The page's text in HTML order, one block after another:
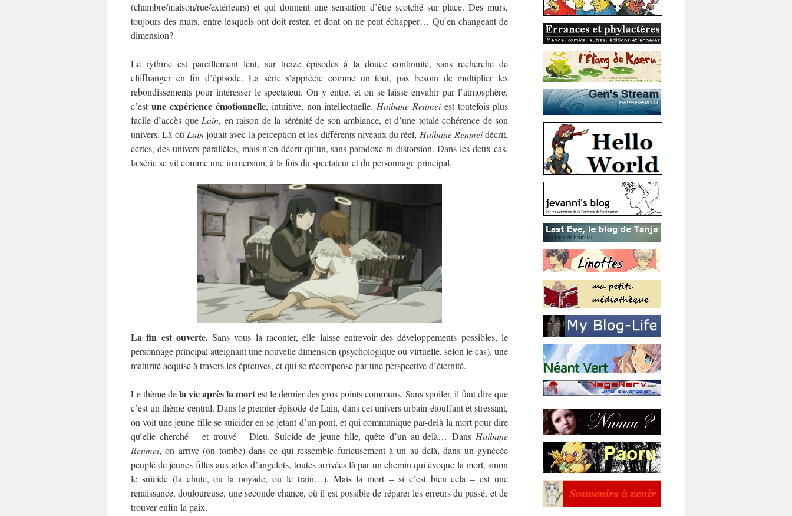
(chambre/maison/rue/extérieurs) et qui donnent une sensation d’être scotché sur place. Des murs,
toujours des murs, entre lesquels ont doit rester, et dont on ne peut échapper… Qu’en changeant de
dimension?
Le rythme est pareillement lent, sur treize épisodes à la douce continuité, sans recherche de
cliffhanger en fin d’épisode. La série s’apprécie comme un tout, pas besoin de multiplier les
rebondissements pour intéresser le spectateur. On y entre, et on se laisse envahir par l’atmosphère,
c’est une expérience émotionnelle, intuitive, non intellectuelle. Haibane Renmeiest toutefois plus
facile d’accès que Lain, en raison de la sérénité de son ambiance, et d’une totale cohérence de son
univers. Là où Lainjouait avec la perception et les différents niveaux du réel, Haibane Renmeidécrit,
certes, des univers parallèles, mais n’en décrit qu’un, sans paradoxe ni distorsion. Dans les deux cas,
la série se vit comme une immersion, à la fois du spectateur et du personnage principal.
La fin est ouverte.Sans vous la raconter, elle laisse entrevoir des développements possibles, le
personnage principal atteignant une nouvelle dimension (psychologique ou virtuelle, selon le cas), une
maturité acquise à travers les épreuves, et qui se récompense par une perspective d’éternité.
Le thème dela vie après la mortest le dernier des gros points communs. Sans spoiler, il faut dire que
c’est un thème central. Dans le premier épisode de Lain, dans cet univers urbain étouffant et stressant,
on voit une jeune fille se suicider en se jetant d’un pont, et qui communique par-delà la mort pour dire
qu’elle cherché – et trouvé – Dieu. Suicide de jeune fille, quête d’un au-delà… Dans Haibane
Renmei, on arrive (on tombe) dans ce qui ressemble furieusement à un au-delà, dans un gynécée
peuplé de jeunes filles aux ailes d’angelots, toutes arrivées là par un chemin qui évoque la mort, sinon
le suicide (la chute, ou la noyade, ou le train…). Mais la mort – si c’est bien cela – est une
renaissance, douloureuse, une seconde chance, où il est possible de réparer les erreurs du passé, et de
trouver enfin la paix.